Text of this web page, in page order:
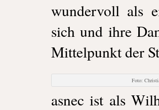
wundervoll als
sich und ihre
Mittelpunkt der
Foto:
asnec ist als